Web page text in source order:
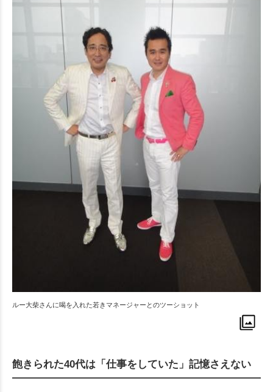
ルー大柴さんに喝を入れた若きマネージャーとのツーショット
飽きられた40代は「仕事をしていた」記憶さえない